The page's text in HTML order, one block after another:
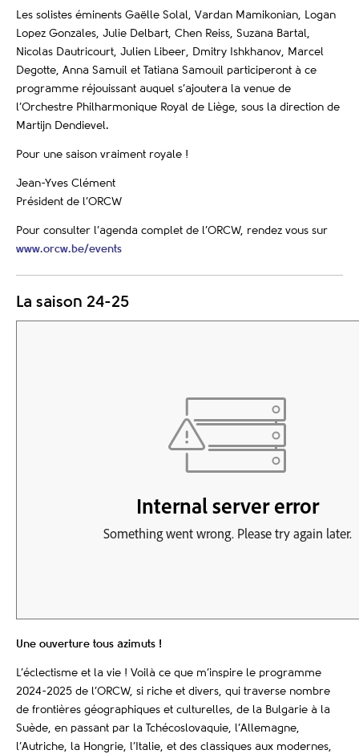
Les solistes éminents Gaëlle Solal, Vardan Mamikonian, Logan
Lopez Gonzales, Julie Delbart, Chen Reiss, Suzana Bartal,
Nicolas Dautricourt, Julien Libeer, Dmitry Ishkhanov, Marcel
Degotte, Anna Samuil et Tatiana Samouil participeront à ce
programme réjouissant auquel s’ajoutera la venue de
l’Orchestre Philharmonique Royal de Liège, sous la direction de
Martijn Dendievel.
Pour une saison vraiment royale !
Jean-Yves Clément
Président de l’ORCW
Pour consulter l’agenda complet de l’ORCW, rendez vous sur
www.orcw.be/events
La saison 24-25
Une ouverture tous azimuts !
L’éclectisme et la vie ! Voilà ce que m’inspire le programme
2024-2025 de l’ORCW, si riche et divers, qui traverse nombre
de frontières géographiques et culturelles, de la Bulgarie à la
Suède, en passant par la Tchécoslovaquie, l’Allemagne,
l’Autriche, la Hongrie, l’Italie, et des classiques aux modernes,